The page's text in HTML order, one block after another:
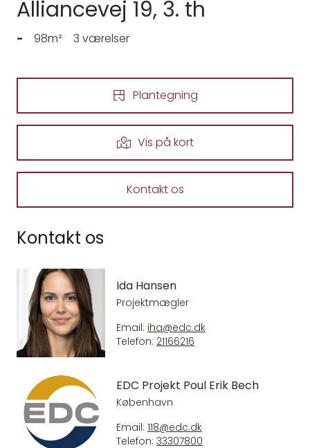
Alliancevej 19, 3. th
- 98m² 3 værelser
Plantegning
Vis på kort
Kontakt os
Kontakt os
Ida Hansen
Projektmægler
Email: iha@edc.dk
Telefon: 21166216
EDC Projekt Poul Erik Bech
København
Email: 118@edc.dk
Telefon: 33307800